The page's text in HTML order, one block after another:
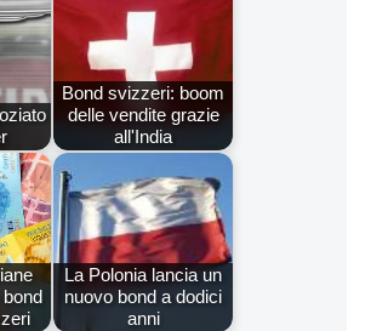
Bond svizzeri: boom
delle vendite grazie
all'India
La Polonia lancia un
nuovo bond a dodici
anni